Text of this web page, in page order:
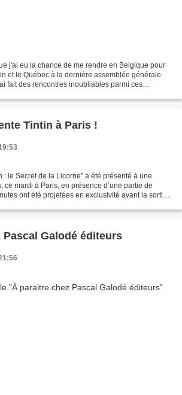
j'ai eu la chance de me rendre en Belgique pour
et le Québec à la dernière assemblée générale
fait des rencontres inoubliables parmi ces
Tintin à Paris !
: le Secret de la Licorne" a été présenté à une
ce mardi à Paris, en présence d’une partie de
ont été projetées en exclusivité avant la sortie
Pascal Galodé éditeurs